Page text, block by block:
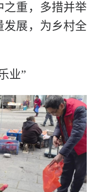
之重，多措并举
发展，为乡村全
业”